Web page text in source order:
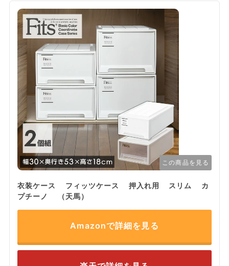
この商品を見る
衣装ケース フィッツケース 押入れ用 スリム カ
プチーノ （天馬）
Amazonで詳細を見る